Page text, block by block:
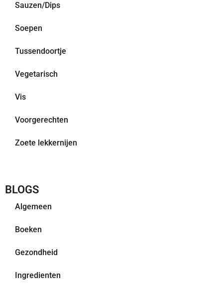
Sauzen/Dips
Soepen
Tussendoortje
Vegetarisch
Vis
Voorgerechten
Zoete lekkernijen
BLOGS
Algemeen
Boeken
Gezondheid
Ingredienten